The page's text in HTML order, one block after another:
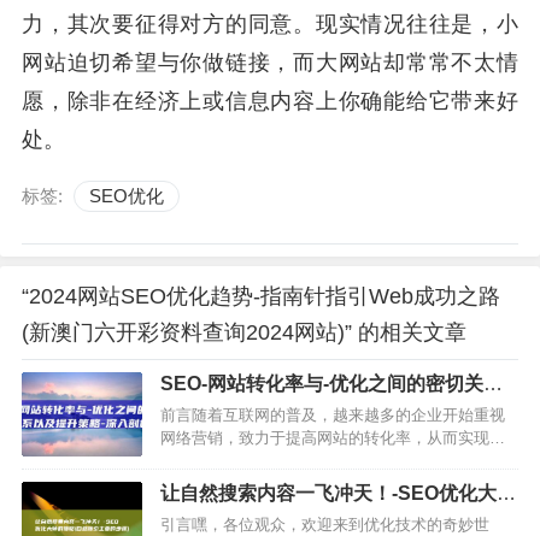
力，其次要征得对方的同意。现实情况往往是，小
网站迫切希望与你做链接，而大网站却常常不太情
愿，除非在经济上或信息内容上你确能给它带来好
处。
标签: SEO优化
“2024网站SEO优化趋势-指南针指引Web成功之路
(新澳门六开彩资料查询2024网站)” 的相关文章
SEO-网站转化率与-优化之间的密切关系
以及提升策略-深入剖析 (seo网站推广怎
么做)
前言随着互联网的普及，越来越多的企业开始重视
网络营销，致力于提高网站的转化率，从而实现企
排名和吸引流量的重要手段，与网站转化率之间的
关系愈发明显，本文将深入…
让自然搜索内容一飞冲天！-SEO优化大师
的搜略 (自然搜索主要的步骤)
引言嘿，各位观众，欢迎来到优化技术的奇妙世